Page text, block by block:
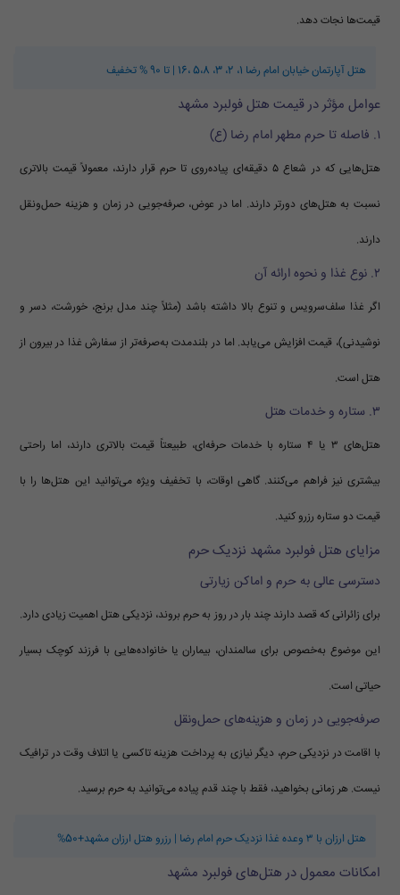
قیمت‌ها نجات دهد.
هتل آپارتمان خیابان امام رضا 1، 2، 3، 5،8 ،16 | تا 90 % تخفیف
عوامل مؤثر در قیمت هتل فولبرد مشهد
۱. فاصله تا حرم مطهر امام رضا (ع)
هتل‌هایی که در شعاع ۵ دقیقه‌ای پیاده‌روی تا حرم قرار دارند، معمولاً قیمت بالاتری
نسبت به هتل‌های دورتر دارند. اما در عوض، صرفه‌جویی در زمان و هزینه حمل‌ونقل
دارند.
۲. نوع غذا و نحوه ارائه آن
اگر غذا سلف‌سرویس و تنوع بالا داشته باشد (مثلاً چند مدل برنج، خورشت، دسر و
نوشیدنی)، قیمت افزایش می‌یابد. اما در بلندمدت به‌صرفه‌تر از سفارش غذا در بیرون از
هتل است.
۳. ستاره و خدمات هتل
هتل‌های ۳ یا ۴ ستاره با خدمات حرفه‌ای، طبیعتاً قیمت بالاتری دارند، اما راحتی
بیشتری نیز فراهم می‌کنند. گاهی اوقات، با تخفیف ویژه می‌توانید این هتل‌ها را با
قیمت دو ستاره رزرو کنید.
مزایای هتل فولبرد مشهد نزدیک حرم
دسترسی عالی به حرم و اماکن زیارتی
برای زائرانی که قصد دارند چند بار در روز به حرم بروند، نزدیکی هتل اهمیت زیادی دارد.
این موضوع به‌خصوص برای سالمندان، بیماران یا خانواده‌هایی با فرزند کوچک بسیار
حیاتی است.
صرفه‌جویی در زمان و هزینه‌های حمل‌ونقل
با اقامت در نزدیکی حرم، دیگر نیازی به پرداخت هزینه تاکسی یا اتلاف وقت در ترافیک
نیست. هر زمانی بخواهید، فقط با چند قدم پیاده می‌توانید به حرم برسید.
هتل ارزان با ۳ وعده غذا نزدیک حرم امام رضا | رزرو هتل ارزان مشهد+50%
امکانات معمول در هتل‌های فولبرد مشهد